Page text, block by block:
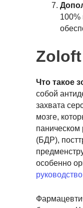
100%
Что такое
собой
захвата
мозге,
паническом
(БДР),
особенно